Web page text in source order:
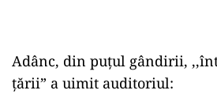
Adânc, din puțul gândirii,
țării” a uimit auditoriul: